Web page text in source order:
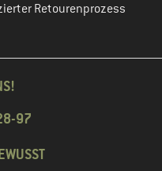
Retourenprozess
97